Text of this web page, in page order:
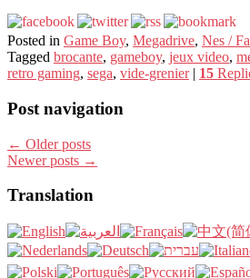
Posted in Game Boy, Megadrive, Nes /
Tagged brocante, gameboy, jeux video,
retro gaming, sega, vide-grenier | 15
Post navigation
← Older posts
Newer posts →
Translation